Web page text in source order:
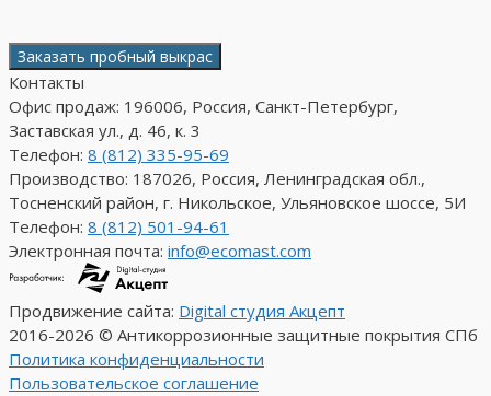
Заказать пробный выкрас
Контакты
Офис продаж: 196006, Россия, Санкт-Петербург,
Заставская ул., д. 46, к. 3
Телефон: 8 (812) 335-95-69
Производство: 187026, Россия, Ленинградская обл.,
Тосненский район, г. Никольское, Ульяновское шоссе, 5И
Телефон: 8 (812) 501-94-61
Электронная почта: info@ecomast.com
Продвижение сайта: Digital студия Акцепт
2016-2026 © Антикоррозионные защитные покрытия СПб
Политика конфиденциальности
Пользовательское соглашение